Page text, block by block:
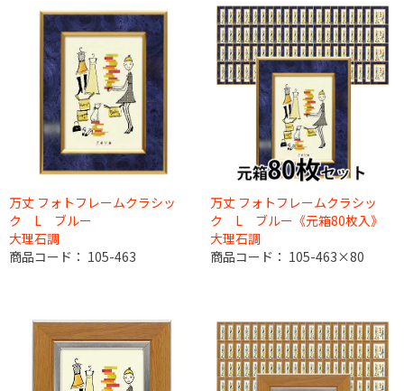
万丈 フォトフレームクラシッ
ク L ブルー
大理石調
商品コード： 105-463
万丈 フォトフレームクラシッ
ク L ブルー《元箱80枚入》
大理石調
商品コード： 105-463×80